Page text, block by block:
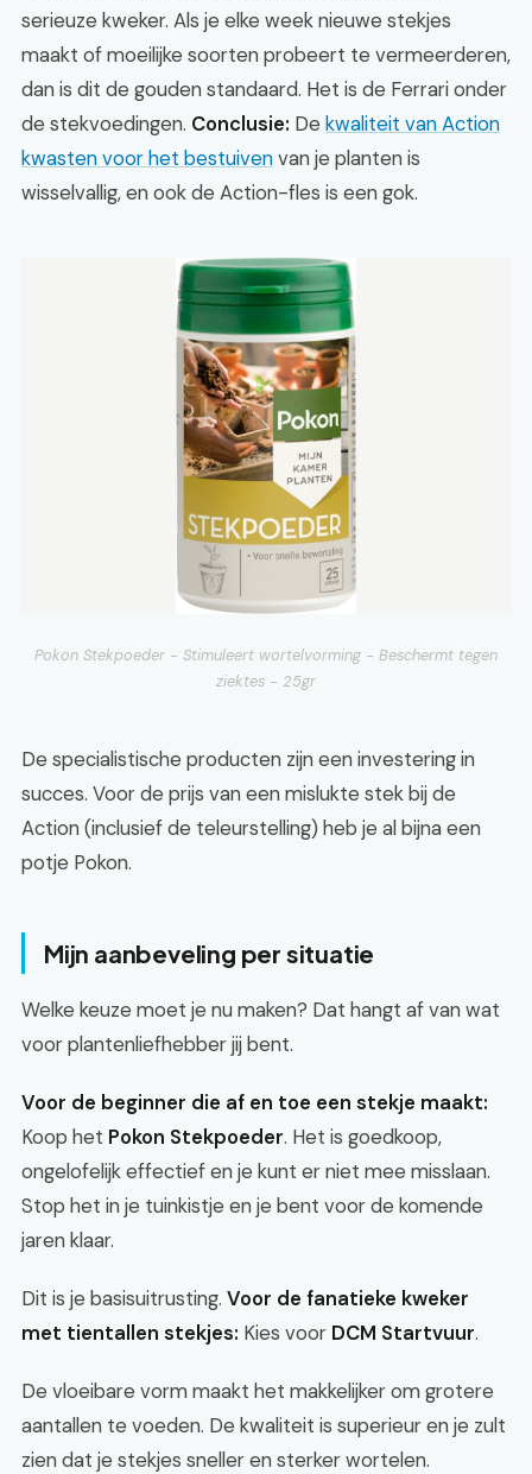
serieuze kweker. Als je elke week nieuwe stekjes
maakt of moeilijke soorten probeert te vermeerderen,
dan is dit de gouden standaard. Het is de Ferrari onder
de stekvoedingen. Conclusie: De kwaliteit van Action
kwasten voor het bestuivenvan je planten is
wisselvallig, en ook de Action-fles is een gok.
Pokon Stekpoeder - Stimuleert wortelvorming - Beschermt tegen
ziektes - 25gr
De specialistische producten zijn een investering in
succes. Voor de prijs van een mislukte stek bij de
Action (inclusief de teleurstelling) heb je al bijna een
potje Pokon.
Mijn aanbeveling per situatie
Welke keuze moet je nu maken? Dat hangt af van wat
voor plantenliefhebber jij bent.
Voor de beginner die af en toe een stekje maakt:
Koop het Pokon Stekpoeder. Het is goedkoop,
ongelofelijk effectief en je kunt er niet mee misslaan.
Stop het in je tuinkistje en je bent voor de komende
jaren klaar.
Dit is je basisuitrusting. Voor de fanatieke kweker
met tientallen stekjes: Kies voor DCM Startvuur.
De vloeibare vorm maakt het makkelijker om grotere
aantallen te voeden. De kwaliteit is superieur en je zult
zien dat je stekjes sneller en sterker wortelen.